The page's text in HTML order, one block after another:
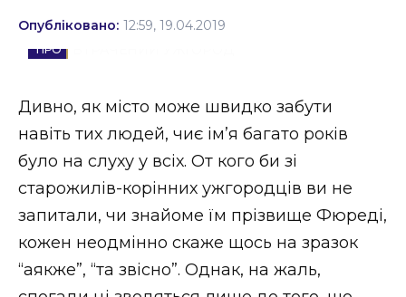
Події
Соціум
Спорт
Стиль життя
Втрачений Ужгород
Втрачений Ужгород (відеоверсія)
Опубліковано: 12:59, 19.04.2019
Дивно, як місто може швидко забути
навіть тих людей, чиє ім’я багато років
було на слуху у всіх. От кого би зі
старожилів-корінних ужгородців ви не
запитали, чи знайоме їм прізвище Фюреді,
кожен неодмінно скаже щось на зразок
“аякже”, “та звісно”. Однак, на жаль,